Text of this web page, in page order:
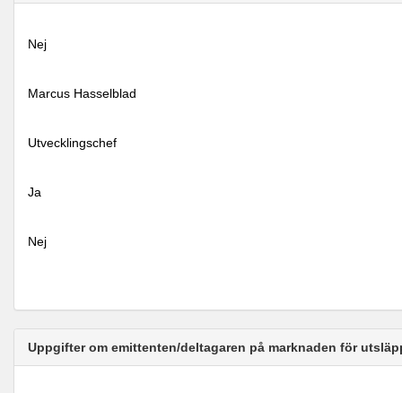
Nej
Marcus Hasselblad
Utvecklingschef
Ja
Nej
Uppgifter om emittenten/deltagaren på marknaden för